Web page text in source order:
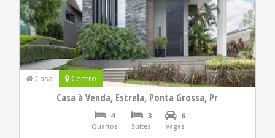
Casa Centro
Casa à Venda, Estrela, Ponta Grossa, Pr
4
Quartos
3
Suites
6
Vagas